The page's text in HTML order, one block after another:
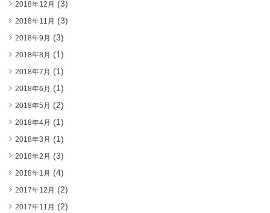
2018年12月 (3)
2018年11月 (3)
2018年9月 (3)
2018年8月 (1)
2018年7月 (1)
2018年6月 (1)
2018年5月 (2)
2018年4月 (1)
2018年3月 (1)
2018年2月 (3)
2018年1月 (4)
2017年12月 (2)
2017年11月 (2)